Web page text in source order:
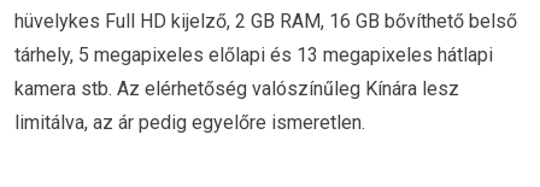
hüvelykes Full HD kijelző, 2 GB RAM, 16 GB bővíthető belső
tárhely, 5 megapixeles előlapi és 13 megapixeles hátlapi
kamera stb. Az elérhetőség valószínűleg Kínára lesz
limitálva, az ár pedig egyelőre ismeretlen.